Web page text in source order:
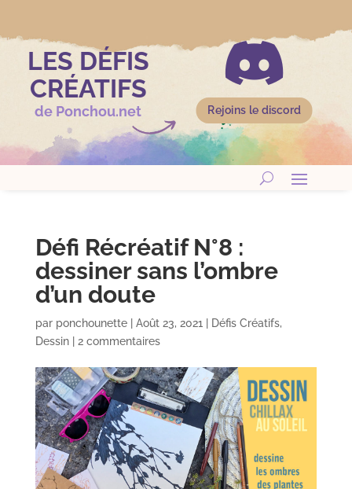
LES DÉFIS
CRÉATIFS
de Ponchou.net

Rejoins le discord
Défi Récréatif N°8 :
dessiner sans l’ombre
d’un doute
par ponchounette| Août 23, 2021 Défis Créatifs,
Dessin| 2 commentaires